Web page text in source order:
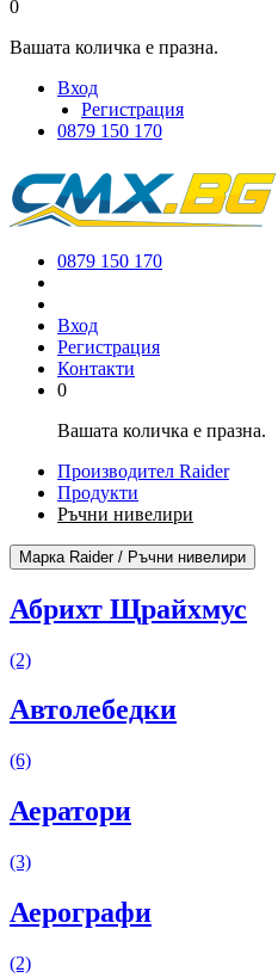
0
Вашата количка е празна.
Вход
Регистрация
0879 150 170
0879 150 170
Вход
Регистрация
Контакти
0
Вашата количка е празна.
Производител Raider
Продукти
Ръчни нивелири
Марка Raider / Ръчни нивелири
Абрихт Щрайхмус
(2)
Автолебедки
(6)
Аератори
(3)
Аерографи
(2)